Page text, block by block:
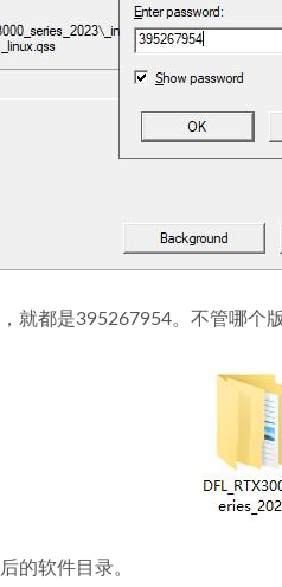
就都是395267954。不管哪个
的软件目录。